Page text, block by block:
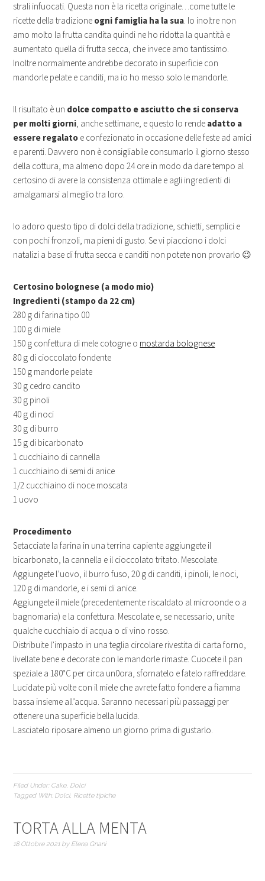
strali infuocati. Questa non è la ricetta originale…come tutte le
ricette della tradizione ogni famiglia ha la sua. Io inoltre non
amo molto la frutta candita quindi ne ho ridotta la quantità e
aumentato quella di frutta secca, che invece amo tantissimo.
Inoltre normalmente andrebbe decorato in superficie con
mandorle pelate e canditi, ma io ho messo solo le mandorle.
Il risultato è un dolce compatto e asciutto che si conserva
per molti giorni, anche settimane, e questo lo rende adatto a
essere regalato e confezionato in occasione delle feste ad amici
e parenti. Davvero non è consigliabile consumarlo il giorno stesso
della cottura, ma almeno dopo 24 ore in modo da dare tempo al
certosino di avere la consistenza ottimale e agli ingredienti di
amalgamarsi al meglio tra loro.
Io adoro questo tipo di dolci della tradizione, schietti, semplici e
con pochi fronzoli, ma pieni di gusto. Se vi piacciono i dolci
natalizi a base di frutta secca e canditi non potete non provarlo 😉
Certosino bolognese (a modo mio)
Ingredienti (stampo da 22 cm)
280 g di farina tipo 00
100 g di miele
150 g confettura di mele cotogne o mostarda bolognese
80 g di cioccolato fondente
150 g mandorle pelate
30 g cedro candito
30 g pinoli
40 g di noci
30 g di burro
15 g di bicarbonato
1 cucchiaino di cannella
1 cucchiaino di semi di anice
1/2 cucchiaino di noce moscata
1 uovo
Procedimento
Setacciate la farina in una terrina capiente aggiungete il
bicarbonato, la cannella e il cioccolato tritato. Mescolate.
Aggiungete l’uovo, il burro fuso, 20 g di canditi, i pinoli, le noci,
120 g di mandorle, e i semi di anice.
Aggiungete il miele (precedentemente riscaldato al microonde o a
bagnomaria) e la confettura. Mescolate e, se necessario, unite
qualche cucchiaio di acqua o di vino rosso.
Distribuite l’impasto in una teglia circolare rivestita di carta forno,
livellate bene e decorate con le mandorle rimaste. Cuocete il pan
speziale a 180°C per circa un0ora, sfornatelo e fatelo raffreddare.
Lucidate più volte con il miele che avrete fatto fondere a fiamma
bassa insieme all’acqua. Saranno necessari più passaggi per
ottenere una superficie bella lucida.
Lasciatelo riposare almeno un giorno prima di gustarlo.
Filed Under: Cake, Dolci
Tagged With: Dolci, Ricette tipiche
TORTA ALLA MENTA
18 Ottobre 2021by Elena Gnani